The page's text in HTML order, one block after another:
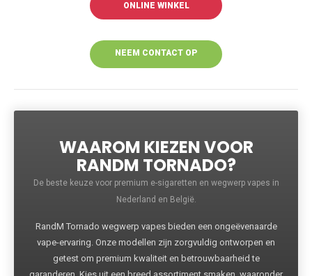
ONLINE WINKEL
NEEM CONTACT OP
WAAROM KIEZEN VOOR
RANDM TORNADO?
De beste keuze voor premium e-sigaretten en wegwerp vapes in
Nederland en België.
RandM Tornado wegwerp vapes bieden een ongeëvenaarde
vape-ervaring. Onze modellen zijn zorgvuldig ontworpen en
getest om premium kwaliteit en betrouwbaarheid te